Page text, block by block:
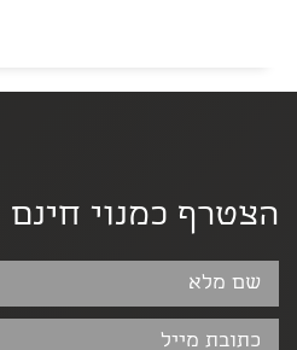
הצטרף כמנוי חינם